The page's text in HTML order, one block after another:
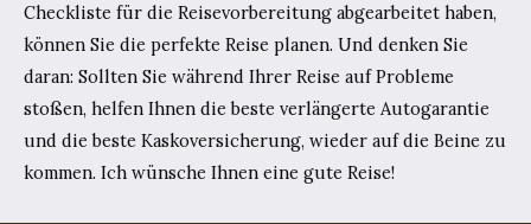
Checkliste für die Reisevorbereitung abgearbeitet haben,
können Sie die perfekte Reise planen. Und denken Sie
daran: Sollten Sie während Ihrer Reise auf Probleme
stoßen, helfen Ihnen die beste verlängerte Autogarantie
und die beste Kaskoversicherung, wieder auf die Beine zu
kommen. Ich wünsche Ihnen eine gute Reise!